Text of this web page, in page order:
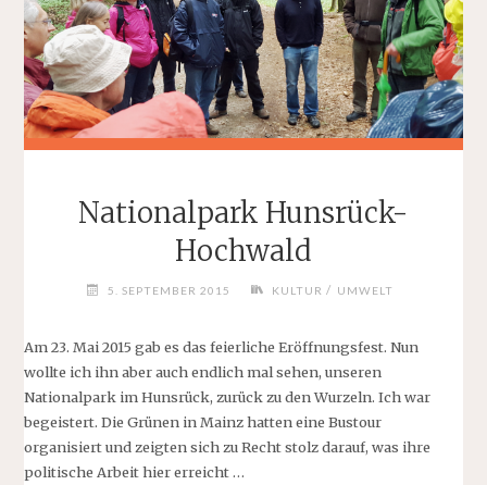
Nationalpark Hunsrück-
Hochwald
5. SEPTEMBER 2015 KULTUR / UMWELT
Am 23. Mai 2015 gab es das feierliche Eröffnungsfest. Nun
wollte ich ihn aber auch endlich mal sehen, unseren
Nationalpark im Hunsrück, zurück zu den Wurzeln. Ich war
begeistert. Die Grünen in Mainz hatten eine Bustour
organisiert und zeigten sich zu Recht stolz darauf, was ihre
politische Arbeit hier erreicht …